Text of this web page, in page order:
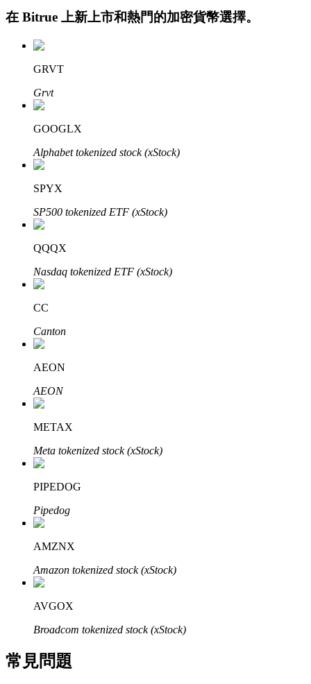
定投理财
享受活期理財及長期收益
學習理財
了解如何賺取穩定收入
Bitrue
合夥人計劃
Bitrue渠道合伙人
在 Bitrue 上新上市和熱門的加密貨幣選擇。
GRVT
Grvt
GOOGLX
Alphabet tokenized stock (xStock)
SPYX
SP500 tokenized ETF (xStock)
QQQX
Nasdaq tokenized ETF (xStock)
CC
Canton
AEON
AEON
METAX
Meta tokenized stock (xStock)
PIPEDOG
Pipedog
AMZNX
Amazon tokenized stock (xStock)
AVGOX
Broadcom tokenized stock (xStock)
常見問題